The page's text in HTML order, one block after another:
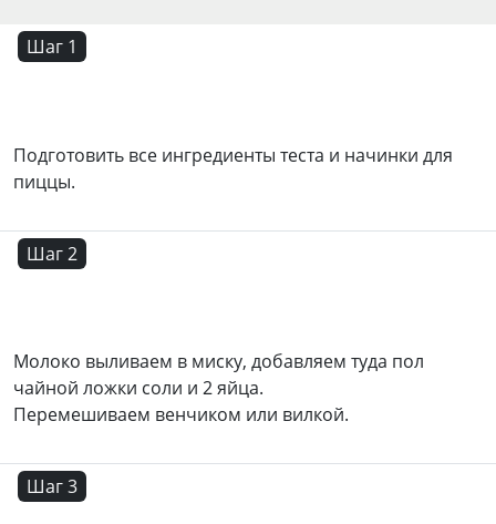
Шаг 1
Подготовить все ингредиенты теста и начинки для
пиццы.
Шаг 2
Молоко выливаем в миску, добавляем туда пол
чайной ложки соли и 2 яйца.
Перемешиваем венчиком или вилкой.
Шаг 3